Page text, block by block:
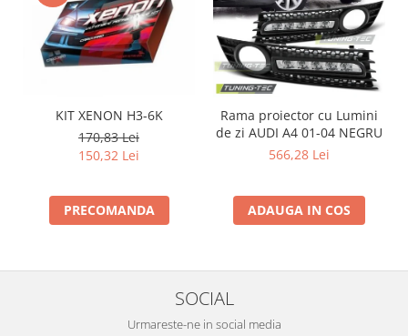
KIT XENON H3-6K
170,83 Lei
150,32 Lei
PRECOMANDA
Rama proiector cu Lumini
de zi AUDI A4 01-04 NEGRU
566,28 Lei
ADAUGA IN COS
SOCIAL
Urmareste-ne in social media